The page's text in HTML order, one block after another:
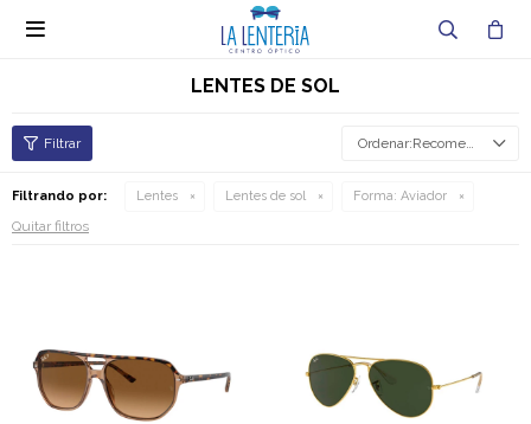

LENTES DE SOL
Recomendados
Filtrando por: Lentes Lentes de sol Forma: Aviador
Quitar filtros